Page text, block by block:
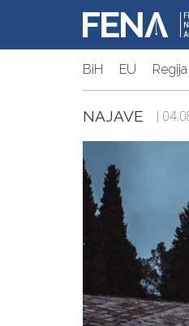
BiH EU Regija
NAJAVE |